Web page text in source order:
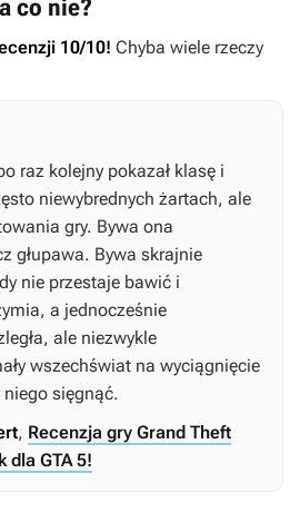
co nie?
10/10! Chyba wiele rzeczy
raz kolejny pokazał klasę i
niewybrednych żartach, ale
gry. Bywa ona
głupawa. Bywa skrajnie
nie przestaje bawić i
a jednocześnie
ale niezwykle
wszechświat na wyciągnięcie
sięgnąć.
, Recenzja gry Grand Theft
dla GTA 5!